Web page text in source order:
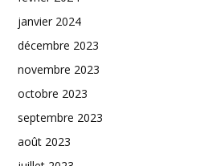
janvier 2024
décembre 2023
novembre 2023
octobre 2023
septembre 2023
août 2023